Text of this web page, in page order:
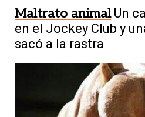
Maltrato animal Un
en el Jockey Club y
sacó a la rastra